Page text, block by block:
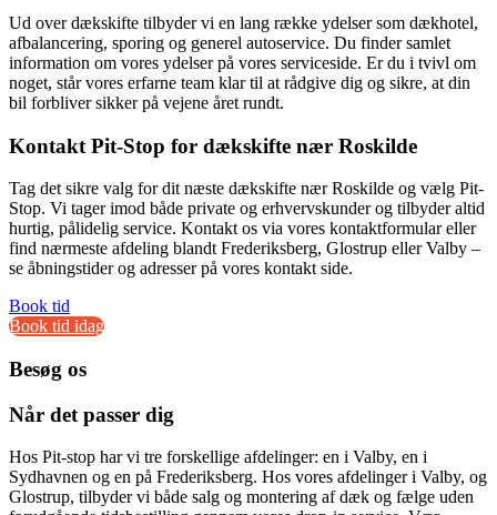
Ud over dækskifte tilbyder vi en lang række ydelser som dækhotel,
afbalancering, sporing og generel autoservice. Du finder samlet
information om vores ydelser på vores serviceside. Er du i tvivl om
noget, står vores erfarne team klar til at rådgive dig og sikre, at din
bil forbliver sikker på vejene året rundt.
Kontakt Pit-Stop for dækskifte nær Roskilde
Tag det sikre valg for dit næste dækskifte nær Roskilde og vælg Pit-
Stop. Vi tager imod både private og erhvervskunder og tilbyder altid
hurtig, pålidelig service. Kontakt os via vores kontaktformular eller
find nærmeste afdeling blandt Frederiksberg, Glostrup eller Valby –
se åbningstider og adresser på vores kontakt side.
Book tid
Book tid idag
Besøg os
Når det passer dig
Hos Pit-stop har vi tre forskellige afdelinger: en i Valby, en i
Sydhavnen og en på Frederiksberg. Hos vores afdelinger i Valby, og
Glostrup, tilbyder vi både salg og montering af dæk og fælge uden